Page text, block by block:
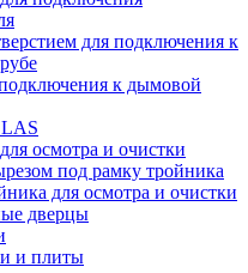
для подключения к
к дымовой
осмотра и очистки
под рамку тройника
для осмотра и очистки
дверцы
и плиты